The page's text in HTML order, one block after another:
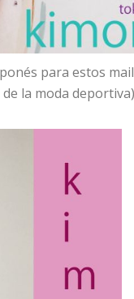
para estos
la moda